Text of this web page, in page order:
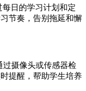
日的学习计划和定
节奏，告别拖延和懈
摄像头或传感器检
提醒，帮助学生培养